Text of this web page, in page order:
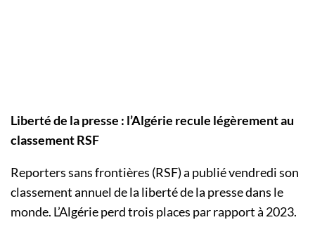
Liberté de la presse : l’Algérie recule légèrement au
classement RSF
Reporters sans frontières (RSF) a publié vendredi son
classement annuel de la liberté de la presse dans le
monde. L’Algérie perd trois places par rapport à 2023.